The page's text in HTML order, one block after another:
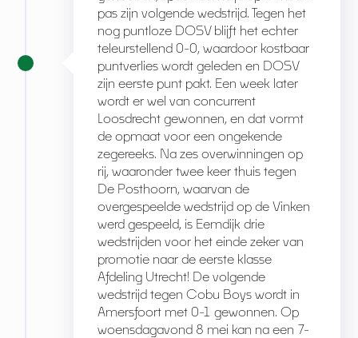
pas zijn volgende wedstrijd. Tegen het
nog puntloze DOSV blijft het echter
teleurstellend 0-0, waardoor kostbaar
puntverlies wordt geleden en DOSV
zijn eerste punt pakt. Een week later
wordt er wel van concurrent
Loosdrecht gewonnen, en dat vormt
de opmaat voor een ongekende
zegereeks. Na zes overwinningen op
rij, waaronder twee keer thuis tegen
De Posthoorn, waarvan de
overgespeelde wedstrijd op de Vinken
werd gespeeld, is Eemdijk drie
wedstrijden voor het einde zeker van
promotie naar de eerste klasse
Afdeling Utrecht! De volgende
wedstrijd tegen Cobu Boys wordt in
Amersfoort met 0-1 gewonnen. Op
woensdagavond 8 mei kan na een 7-